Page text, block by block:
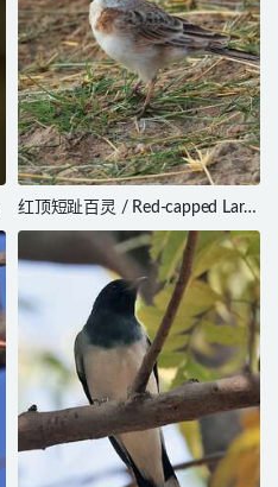
红顶短趾百灵 / Red-capped Lark
/ Calandrella cinerea